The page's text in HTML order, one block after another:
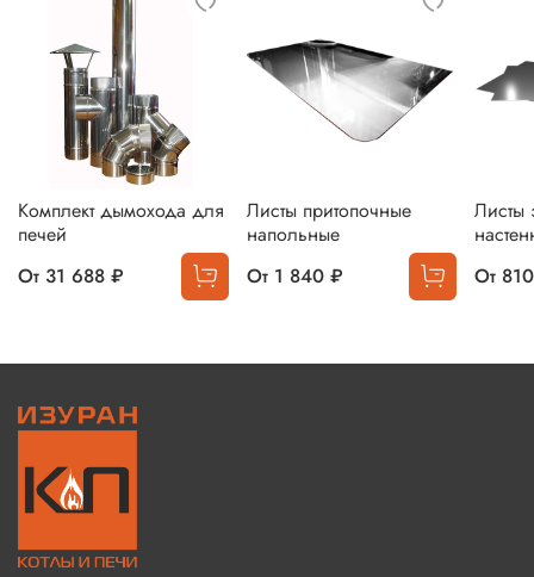
Комплект дымохода для
печей
От 31 688 ₽
Листы притопочные
напольные
От 1 840 ₽
Листы
От